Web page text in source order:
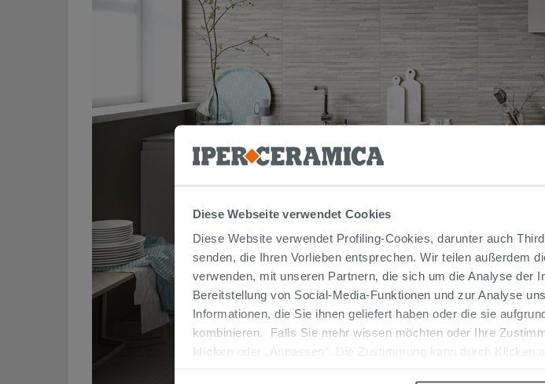
Diese Webseite verwendet Cookies
Diese Website verwendet Profiling-Cookies, darunter auch
senden, die Ihren Vorlieben entsprechen. Wir teilen außerdem
verwenden, mit unseren Partnern, die sich um die Analyse der
Bereitstellung von Social-Media-Funktionen und zur Analyse
Informationen, die Sie ihnen geliefert haben oder die sie
kombinieren. Falls Sie mehr wissen möchten oder Ihre
klicken
oder „Anpassen“. Die Zustimmung kann durch Klicken